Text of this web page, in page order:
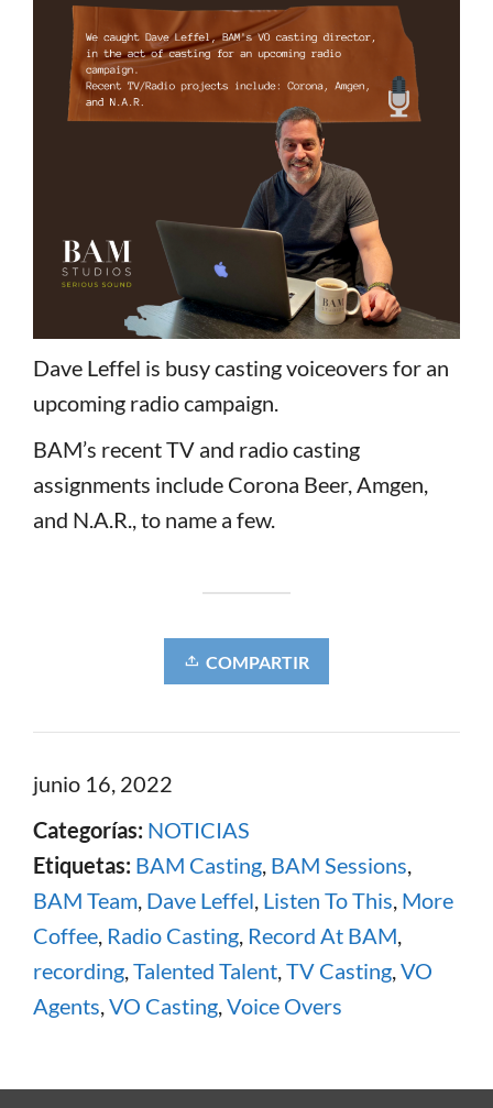
Dave Leffel is busy casting voiceovers for an
upcoming radio campaign.
BAM’s recent TV and radio casting
assignments include Corona Beer, Amgen,
and N.A.R., to name a few.
COMPARTIR
junio 16, 2022
Categorías: NOTICIAS
Etiquetas: BAM Casting, BAM Sessions,
BAM Team, Dave Leffel, Listen To This, More
Coffee, Radio Casting, Record At BAM,
recording,Talented Talent,TV Casting,VO
Agents,VO Casting,Voice Overs